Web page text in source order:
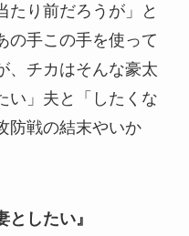
たり前だろうが」と
の手この手を使って
、チカはそんな豪太
い」夫と「したくな
防戦の結末やいか
したい』